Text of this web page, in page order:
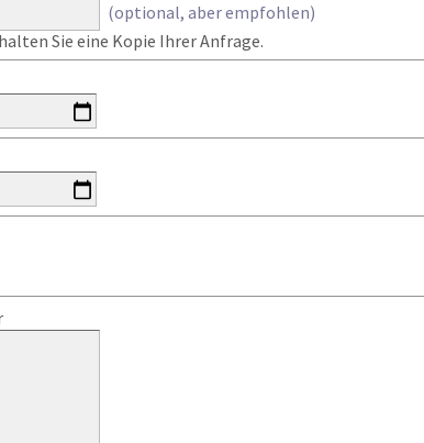
(optional, aber empfohlen)
Sie eine Kopie Ihrer Anfrage.